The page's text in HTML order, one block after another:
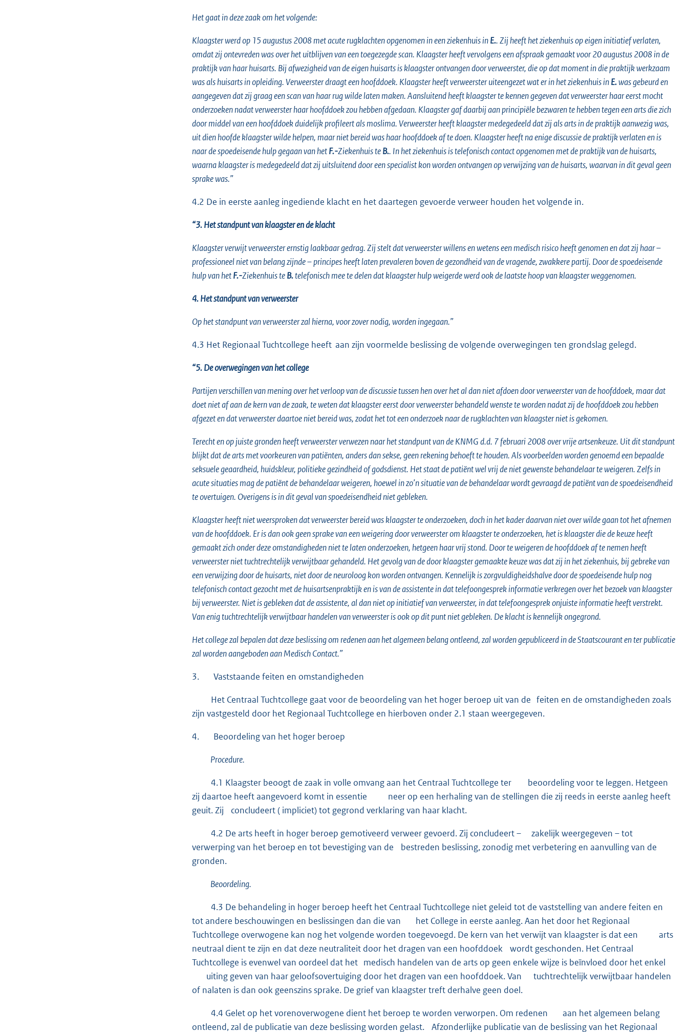
Het gaat in deze zaak om het volgende:
Klaagster werd op 15 augustus 2008 met acute rugklachten opgenomen in een ziekenhuis inE.. Zij heeft het ziekenhuis op eigen initiatief verlaten,
omdat zij ontevreden was over het uitblijven van een toegezegde scan. Klaagster heeft vervolgens een afspraak gemaakt voor 20 augustus 2008 in de
praktijk van haar huisarts. Bij afwezigheid van de eigen huisarts is klaagster ontvangen door verweerster, die op dat moment in die praktijk werkzaam
was als huisarts in opleiding. Verweerster draagt een hoofddoek. Klaagster heeft verweerster uiteengezet wat er in het ziekenhuis inE.was gebeurd en
aangegeven dat zij graag een scan van haar rug wilde laten maken. Aansluitend heeft klaagster te kennen gegeven dat verweerster haar eerst mocht
onderzoeken nadat verweerster haar hoofddoek zou hebben afgedaan. Klaagster gaf daarbij aan principiële bezwaren te hebben tegen een arts die zich
door middel van een hoofddoek duidelijk profileert als moslima. Verweerster heeft klaagster medegedeeld dat zij als arts in de praktijk aanwezig was,
uit dien hoofde klaagster wilde helpen, maar niet bereid was haar hoofddoek af te doen. Klaagster heeft na enige discussie de praktijk verlaten en is
naar de spoedeisende hulp gegaan van hetF.-Ziekenhuis teB.. In het ziekenhuis is telefonisch contact opgenomen met de praktijk van de huisarts,
waarna klaagster is medegedeeld dat zij uitsluitend door een specialist kon worden ontvangen op verwijzing van de huisarts, waarvan in dit geval geen
sprake was.”
4.2 De in eerste aanleg ingediende klacht en het daartegen gevoerde verweer houden het volgende in.
“3. Het standpunt van klaagster en de klacht
Klaagster verwijt verweerster ernstig laakbaar gedrag. Zij stelt dat verweerster willens en wetens een medisch risico heeft genomen en dat zij haar –
professioneel niet van belang zijnde – principes heeft laten prevaleren boven de gezondheid van de vragende, zwakkere partij. Door de spoedeisende
hulp van hetF.-Ziekenhuis teB.telefonisch mee te delen dat klaagster hulp weigerde werd ook de laatste hoop van klaagster weggenomen.
4. Het standpunt van verweerster
Op het standpunt van verweerster zal hierna, voor zover nodig, worden ingegaan.”
4.3 Het Regionaal Tuchtcollege heeft aan zijn voormelde beslissing de volgende overwegingen ten grondslag gelegd.
“5. De overwegingen van het college
Partijen verschillen van mening over het verloop van de discussie tussen hen over het al dan niet afdoen door verweerster van de hoofddoek, maar dat
doet niet af aan de kern van de zaak, te weten dat klaagster eerst door verweerster behandeld wenste te worden nadat zij de hoofddoek zou hebben
afgezet en dat verweerster daartoe niet bereid was, zodat het tot een onderzoek naar de rugklachten van klaagster niet is gekomen.
Terecht en op juiste gronden heeft verweerster verwezen naar het standpunt van de KNMG d.d. 7 februari 2008 over vrije artsenkeuze. Uit dit standpunt
blijkt dat de arts met voorkeuren van patiënten, anders dan sekse, geen rekening behoeft te houden. Als voorbeelden worden genoemd een bepaalde
seksuele geaardheid, huidskleur, politieke gezindheid of godsdienst. Het staat de patiënt wel vrij de niet gewenste behandelaar te weigeren. Zelfs in
acute situaties mag de patiënt de behandelaar weigeren, hoewel in zo’n situatie van de behandelaar wordt gevraagd de patiënt van de spoedeisendheid
te overtuigen. Overigens is in dit geval van spoedeisendheid niet gebleken.
Klaagster heeft niet weersproken dat verweerster bereid was klaagster te onderzoeken, doch in het kader daarvan niet over wilde gaan tot het afnemen
van de hoofddoek. Er is dan ook geen sprake van een weigering door verweerster om klaagster te onderzoeken, het is klaagster die de keuze heeft
gemaakt zich onder deze omstandigheden niet te laten onderzoeken, hetgeen haar vrij stond. Door te weigeren de hoofddoek af te nemen heeft
verweerster niet tuchtrechtelijk verwijtbaar gehandeld. Het gevolg van de door klaagster gemaakte keuze was dat zij in het ziekenhuis, bij gebreke van
een verwijzing door de huisarts, niet door de neuroloog kon worden ontvangen. Kennelijk is zorgvuldigheidshalve door de spoedeisende hulp nog
telefonisch contact gezocht met de huisartsenpraktijk en is van de assistente in dat telefoongesprek informatie verkregen over het bezoek van klaagster
bij verweerster. Niet is gebleken dat de assistente, al dan niet op initiatief van verweerster, in dat telefoongesprek onjuiste informatie heeft verstrekt.
Van enig tuchtrechtelijk verwijtbaar handelen van verweerster is ook op dit punt niet gebleken. De klacht is kennelijk ongegrond.
Het college zal bepalen dat deze beslissing om redenen aan het algemeen belang ontleend, zal worden gepubliceerd in de Staatscourant en ter publicatie
zal worden aangeboden aan Medisch Contact.”
3. Vaststaande feiten en omstandigheden
Het Centraal Tuchtcollege gaat voor de beoordeling van het hoger beroep uit van de feiten en de omstandigheden zoals
zijn vastgesteld door het Regionaal Tuchtcollege en hierboven onder 2.1 staan weergegeven.
4. Beoordeling van het hoger beroep
Procedure.
4.1 Klaagster beoogt de zaak in volle omvang aan het Centraal Tuchtcollege ter beoordeling voor te leggen. Hetgeen
zij daartoe heeft aangevoerd komt in essentie neer op een herhaling van de stellingen die zij reeds in eerste aanleg heeft
geuit. Zij concludeert ( impliciet) tot gegrond verklaring van haar klacht.
4.2 De arts heeft in hoger beroep gemotiveerd verweer gevoerd. Zij concludeert – zakelijk weergegeven – tot
verwerping van het beroep en tot bevestiging van de bestreden beslissing, zonodig met verbetering en aanvulling van de
gronden.
Beoordeling.
4.3 De behandeling in hoger beroep heeft het Centraal Tuchtcollege niet geleid tot de vaststelling van andere feiten en
tot andere beschouwingen en beslissingen dan die van het College in eerste aanleg. Aan het door het Regionaal
Tuchtcollege overwogene kan nog het volgende worden toegevoegd. De kern van het verwijt van klaagster is dat een arts
neutraal dient te zijn en dat deze neutraliteit door het dragen van een hoofddoek wordt geschonden. Het Centraal
Tuchtcollege is evenwel van oordeel dat het medisch handelen van de arts op geen enkele wijze is beïnvloed door het enkel
uiting geven van haar geloofsovertuiging door het dragen van een hoofddoek. Van tuchtrechtelijk verwijtbaar handelen
of nalaten is dan ook geenszins sprake. De grief van klaagster treft derhalve geen doel.
4.4 Gelet op het vorenoverwogene dient het beroep te worden verworpen. Om redenen aan het algemeen belang
ontleend, zal de publicatie van deze beslissing worden gelast. Afzonderlijke publicatie van de beslissing van het Regionaal